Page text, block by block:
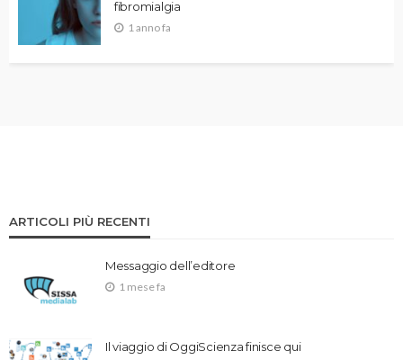
fibromialgia
1 anno fa
ARTICOLI PIÙ RECENTI
Messaggio dell’editore
1 mese fa
Il viaggio di OggiScienza finisce qui